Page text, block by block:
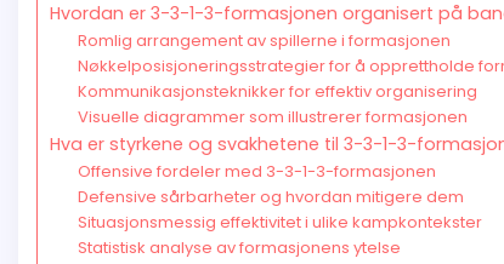
Hvordan er 3-3-1-3-formasjonen organisert på
Romlig arrangement av spillerne i formasjonen
Nøkkelposisjoneringsstrategier for å opprettholde
Kommunikasjonsteknikker for effektiv organisering
Visuelle diagrammer som illustrerer formasjonen
Hva er styrkene og svakhetene til 3-3-1-3-
Offensive fordeler med 3-3-1-3-formasjonen
Defensive sårbarheter og hvordan mitigere dem
Situasjonsmessig effektivitet i ulike kampkontekster
Statistisk analyse av formasjonens ytelse